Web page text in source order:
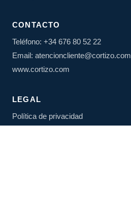
CONTACTO
Teléfono: +34 676 80 52 22
Email: atencioncliente@cortizo.com
www.cortizo.com
LEGAL
Política de privacidad